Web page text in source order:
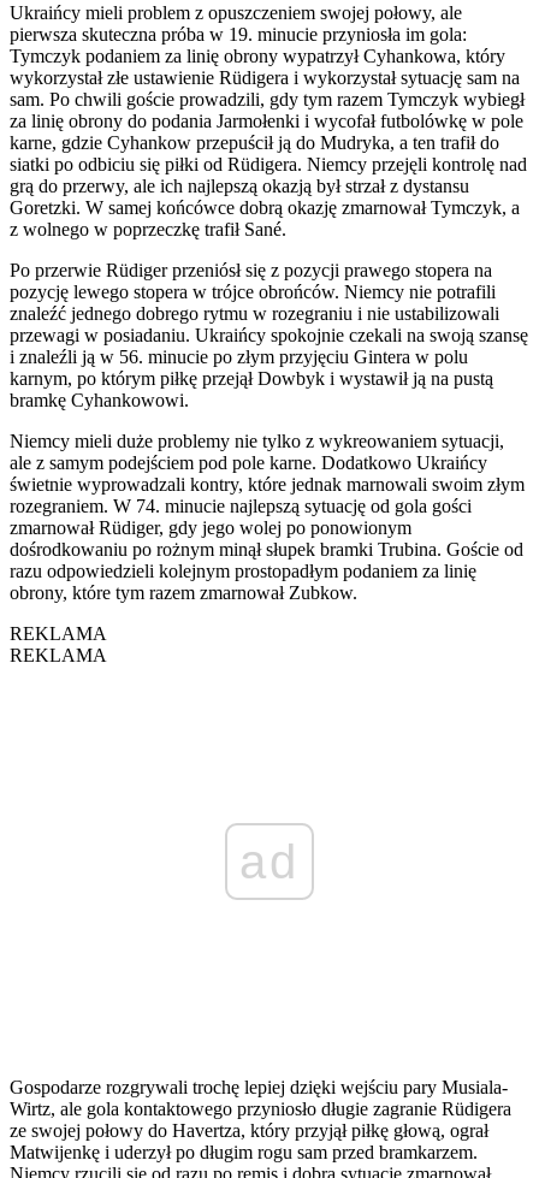
Ukraińcy mieli problem z opuszczeniem swojej połowy, ale
pierwsza skuteczna próba w 19. minucie przyniosła im gola:
Tymczyk podaniem za linię obrony wypatrzył Cyhankowa, który
wykorzystał złe ustawienie Rüdigera i wykorzystał sytuację sam na
sam. Po chwili goście prowadzili, gdy tym razem Tymczyk wybiegł
za linię obrony do podania Jarmołenki i wycofał futbolówkę w pole
karne, gdzie Cyhankow przepuścił ją do Mudryka, a ten trafił do
siatki po odbiciu się piłki od Rüdigera. Niemcy przejęli kontrolę nad
grą do przerwy, ale ich najlepszą okazją był strzał z dystansu
Goretzki. W samej końcówce dobrą okazję zmarnował Tymczyk, a
z wolnego w poprzeczkę trafił Sané.
Po przerwie Rüdiger przeniósł się z pozycji prawego stopera na
pozycję lewego stopera w trójce obrońców. Niemcy nie potrafili
znaleźć jednego dobrego rytmu w rozegraniu i nie ustabilizowali
przewagi w posiadaniu. Ukraińcy spokojnie czekali na swoją szansę
i znaleźli ją w 56. minucie po złym przyjęciu Gintera w polu
karnym, po którym piłkę przejął Dowbyk i wystawił ją na pustą
bramkę Cyhankowowi.
Niemcy mieli duże problemy nie tylko z wykreowaniem sytuacji,
ale z samym podejściem pod pole karne. Dodatkowo Ukraińcy
świetnie wyprowadzali kontry, które jednak marnowali swoim złym
rozegraniem. W 74. minucie najlepszą sytuację od gola gości
zmarnował Rüdiger, gdy jego wolej po ponowionym
dośrodkowaniu po rożnym minął słupek bramki Trubina. Goście od
razu odpowiedzieli kolejnym prostopadłym podaniem za linię
obrony, które tym razem zmarnował Zubkow.
REKLAMA
REKLAMA
ad
Gospodarze rozgrywali trochę lepiej dzięki wejściu pary Musiala-
Wirtz, ale gola kontaktowego przyniosło długie zagranie Rüdigera
ze swojej połowy do Havertza, który przyjął piłkę głową, ograł
Matwijenkę i uderzył po długim rogu sam przed bramkarzem.
Niemcy rzucili się od razu po remis i dobrą sytuację zmarnował